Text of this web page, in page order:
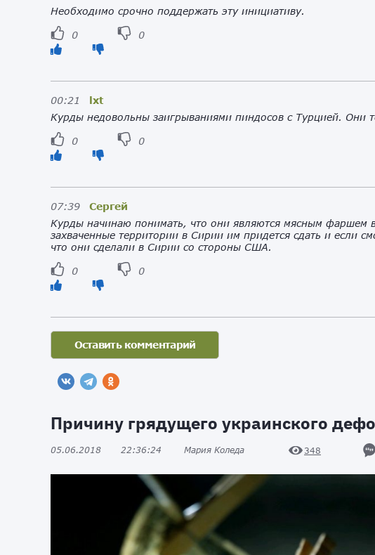
Необходимо срочно поддержать эту инициативу.
0 0
00:21 lxt
Курды недовольны заигрываниями пиндосов с Турцией. Они
0 0
07:39 Сергей
Курды начинаю понимать, что они являются мясным фаршем
захваченные территории в Сирии им придется сдать и если
что они сделали в Сирии со стороны США.
0 0
Причину грядущего украинского
05.06.2018 22:36:24 Мария Коледа 348